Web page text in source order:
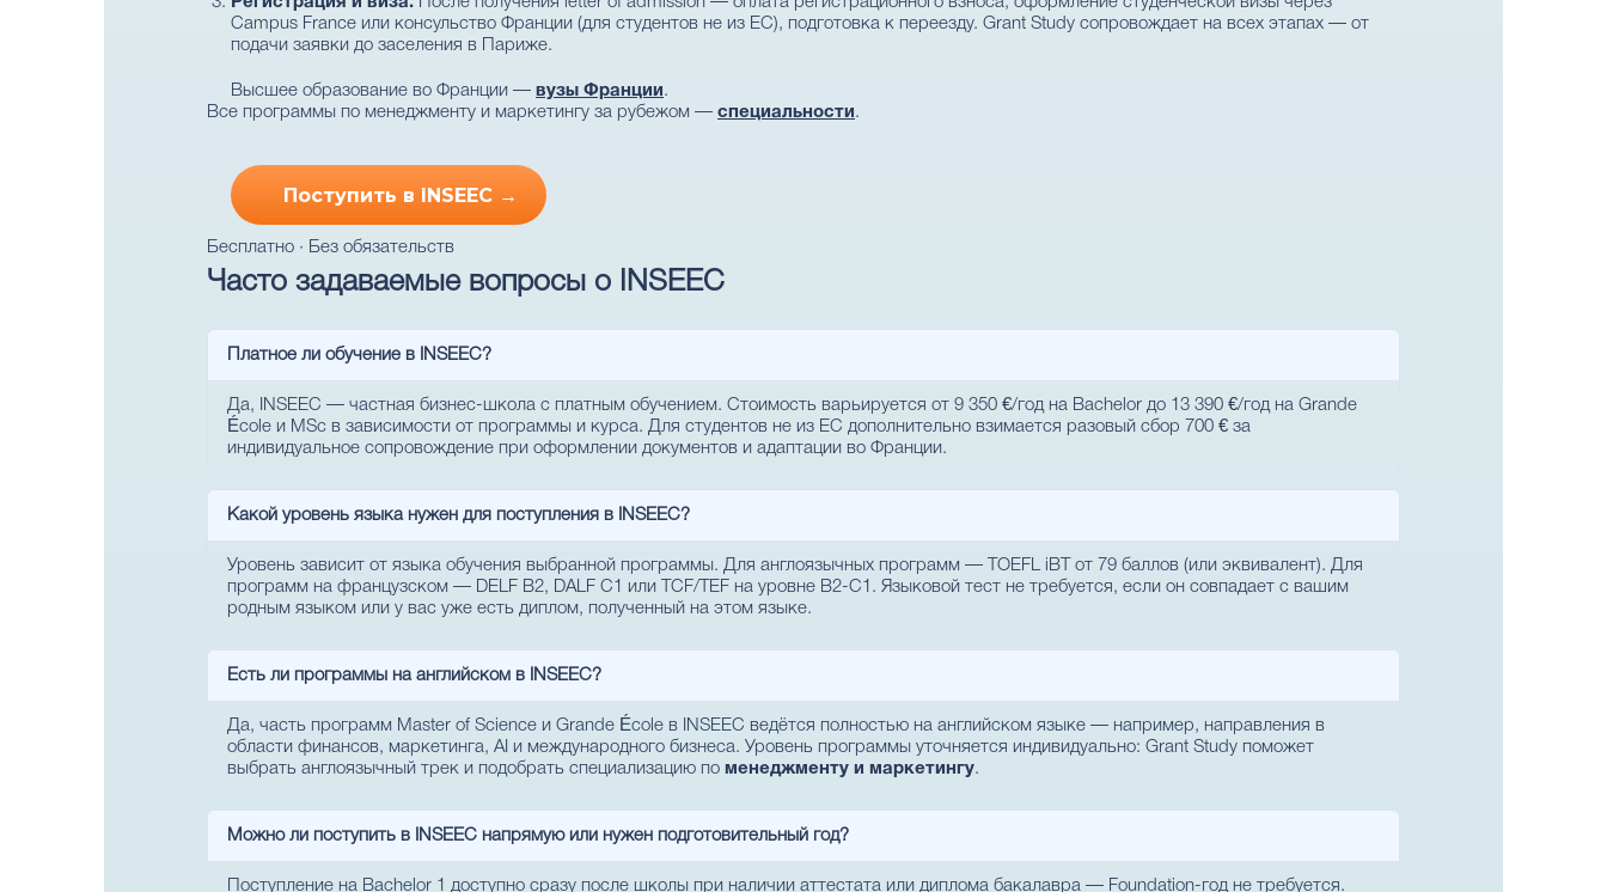
Campus France или консульство Франции (для студентов не из ЕС), подготовка к переезду. Grant Study сопровождает на всех этапах — от
подачи заявки до заселения в Париже.
Высшее образование во Франции — вузы Франции.
Все программы по менеджменту и маркетингу за рубежом — специальности.
Поступить в INSEEC →
Бесплатно · Без обязательств
Часто задаваемые вопросы о INSEEC
Платное ли обучение в INSEEC?
Да, INSEEC — частная бизнес-школа с платным обучением. Стоимость варьируется от 9 350 €/год на Bachelor до 13 390 €/год на Grande
École и MSc в зависимости от программы и курса. Для студентов не из ЕС дополнительно взимается разовый сбор 700 € за
индивидуальное сопровождение при оформлении документов и адаптации во Франции.
Какой уровень языка нужен для поступления в INSEEC?
Уровень зависит от языка обучения выбранной программы. Для англоязычных программ — TOEFL iBT от 79 баллов (или эквивалент). Для
программ на французском — DELF B2, DALF C1 или TCF/TEF на уровне B2-C1. Языковой тест не требуется, если он совпадает с вашим
родным языком или у вас уже есть диплом, полученный на этом языке.
Есть ли программы на английском в INSEEC?
Да, часть программ Master of Science и Grande École в INSEEC ведётся полностью на английском языке — например, направления в
области финансов, маркетинга, AI и международного бизнеса. Уровень программы уточняется индивидуально: Grant Study поможет
выбрать англоязычный трек и подобрать специализацию по менеджменту и маркетингу.
Можно ли поступить в INSEEC напрямую или нужен подготовительный год?
Поступление на Bachelor 1 доступно сразу после школы при наличии аттестата или диплома бакалавра — Foundation-год не требуется.